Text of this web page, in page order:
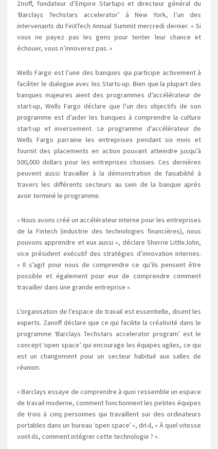
Znoff, fondateur d’Empire Startups et directeur général du
‘Barclays Techstars accelerator’ à New York, l’un des
intervenants du FinXTech Annual Summit mercredi dernier. « Si
vous ne payez pas les gens pour tenter leur chance et
échouer, vous n’innoverez pas. »
Wells Fargo est l’une des banques qui participe activement à
faciliter le dialogue avec les Starts-up. Bien que la plupart des
banques majeures aient des programmes d’accélérateur de
start-up, Wells Fargo déclare que l’un des objectifs de son
programme est d’aider les banques à comprendre la culture
start-up et inversement. Le programme d’accélérateur de
Wells Fargo parraine les entreprises pendant six mois et
fournit des placements en action pouvant atteindre jusqu’à
500,000 dollars pour les entreprises choisies. Ces dernières
peuvent aussi travailler à la démonstration de faisabilité à
travers les différents secteurs au sein de la banque après
avoir terminé le programme.
« Nous avons créé un accélérateur interne pour les entreprises
de la Fintech (industrie des technologies financières), nous
pouvons apprendre et eux aussi », déclare Sherrie LittleJohn,
vice président exécutif des stratégies d’innovation internes.
« Il s’agit pour nous de comprendre ce qu’ils pensent être
possible et également pour eux de comprendre comment
travailler dans une grande entreprise ».
L’organisation de l’espace de travail est essentielle, disent les
experts. Zanoff déclare que ce qui facilite la créativité dans le
programme ‘Barclays Techstars accelerator program’ est le
concept ‘open space’ qui encourage les équipes agiles, ce qui
est un changement pour un secteur habitué aux salles de
réunion.
« Barclays essaye de comprendre à quoi ressemble un espace
de travail moderne, comment fonctionnent les petites équipes
de trois à cinq personnes qui travaillent sur des ordinateurs
portables dans un bureau ‘open space' », dit-il, « À quel vitesse
vont-ils, comment intégrer cette technologie ? ».